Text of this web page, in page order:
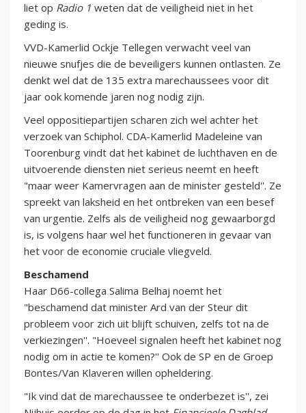
liet op Radio 1 weten dat de veiligheid niet in het
geding is.
VVD-Kamerlid Ockje Tellegen verwacht veel van
nieuwe snufjes die de beveiligers kunnen ontlasten. Ze
denkt wel dat de 135 extra marechaussees voor dit
jaar ook komende jaren nog nodig zijn.
Veel oppositiepartijen scharen zich wel achter het
verzoek van Schiphol. CDA-Kamerlid Madeleine van
Toorenburg vindt dat het kabinet de luchthaven en de
uitvoerende diensten niet serieus neemt en heeft
"maar weer Kamervragen aan de minister gesteld''. Ze
spreekt van laksheid en het ontbreken van een besef
van urgentie. Zelfs als de veiligheid nog gewaarborgd
is, is volgens haar wel het functioneren in gevaar van
het voor de economie cruciale vliegveld.
Beschamend
Haar D66-collega Salima Belhaj noemt het
"beschamend dat minister Ard van der Steur dit
probleem voor zich uit blijft schuiven, zelfs tot na de
verkiezingen''. "Hoeveel signalen heeft het kabinet nog
nodig om in actie te komen?'' Ook de SP en de Groep
Bontes/Van Klaveren willen opheldering.
"Ik vind dat de marechaussee te onderbezet is'', zei